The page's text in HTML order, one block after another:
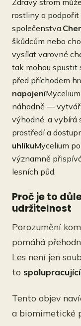
Zdravý strom
rostliny a
společenstva.
škůdcům nebo
vysílat varovné
tak mohou spustit
před příchodem
napojení
náhodně —
výhodné, a vybírá
prostředí a
uhlíkuMycelium
významně
lesních půd.
Proč je to
udržitelnost
Porozumění
pomáhá
Les není jen
to
Tento objev
a biomimetické